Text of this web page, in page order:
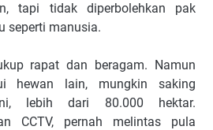
tapi tidak diperbolehkan pak
seperti manusia.
rapat dan beragam. Namun
hewan lain, mungkin saking
lebih dari 80.000 hektar.
CCTV, pernah melintas pula